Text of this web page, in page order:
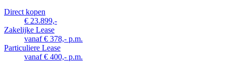
Direct kopen
€ 23.899,-
Zakelijke Lease
vanaf € 378,- p.m.
Particuliere Lease
vanaf € 400,- p.m.